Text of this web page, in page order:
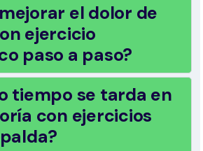
el dolor de
ejercicio
paso a paso?
tiempo se tarda en
con ejercicios